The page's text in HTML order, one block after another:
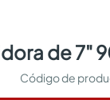
de 7"